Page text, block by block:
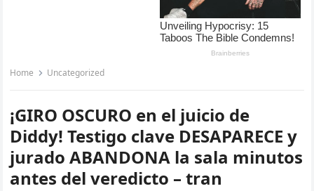
Home Uncategorized
¡GIRO OSCURO en el juicio de
Diddy! Testigo clave DESAPARECE y
jurado ABANDONA la sala minutos
antes del veredicto – tran